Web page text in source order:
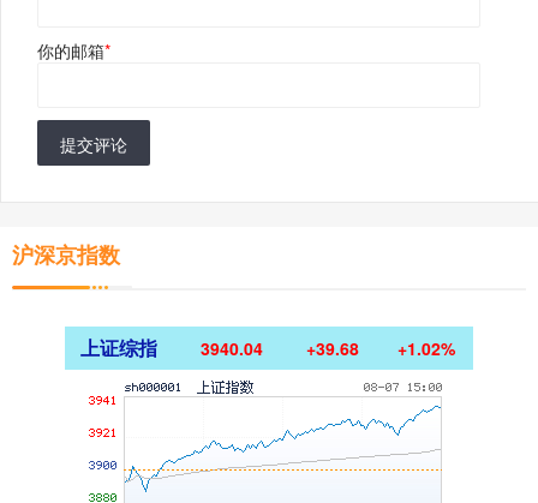
你的邮箱*
提交评论
沪深京指数
上证综指 3940.04 +39.68 +1.02%